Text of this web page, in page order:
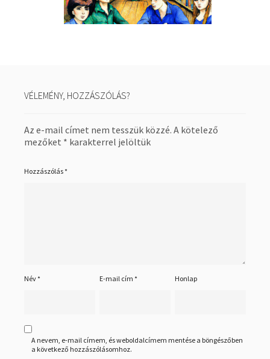
VÉLEMÉNY, HOZZÁSZÓLÁS?
Az e-mail címet nem tesszük közzé. A kötelező
mezőket * karakterrel jelöltük
Hozzászólás*
Név* E-mail cím* Honlap
A nevem, e-mail címem, és weboldalcímem mentése a böngészőben
a következő hozzászólásomhoz.